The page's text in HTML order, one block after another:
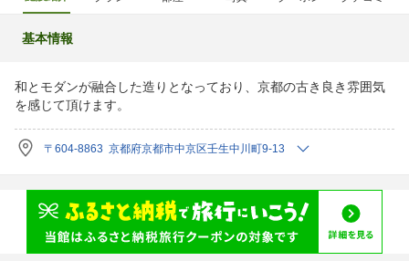
基本情報
和とモダンが融合した造りとなっており、京都の古き良き雰囲気
を感じて頂けます。
〒604-8863 京都府京都市中京区壬生中川町9-13